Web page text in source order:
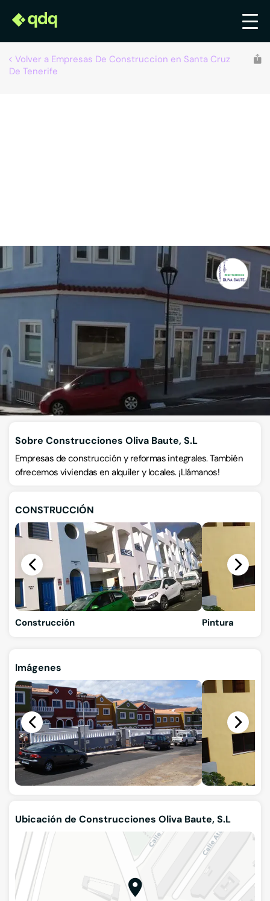
Volver a Empresas De Construccion en Santa Cruz
De Tenerife
Recomendado por qdq
Construcciones Oliva Baute, S.L
Empresas de construcción
Calle las Vichas 6, 38530, Candelaria, Candelaria, Santa Cruz de
Tenerife
VISITAR WEB CÓMO LLEGAR ESCRÍBENOS
Llamar ahora
Sobre Construcciones Oliva Baute, S.L
Empresas de construcción y reformas integrales. También
ofrecemos viviendas en alquiler y locales. ¡Llámanos!
CONSTRUCCIÓN
Construcción Pintura
Imágenes
Ubicación de Construcciones Oliva Baute, S.L